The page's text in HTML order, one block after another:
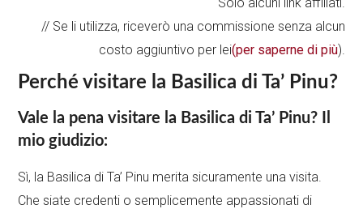
// Se li utilizza, riceverò una commissione senza alcun
costo aggiuntivo per lei(per saperne di più).
Perché visitare la Basilica di Ta’ Pinu?
Vale la pena visitare la Basilica di Ta’ Pinu? Il
mio giudizio:
Sì, la Basilica di Ta’ Pinu merita sicuramente una visita.
Che siate credenti o semplicemente appassionati di